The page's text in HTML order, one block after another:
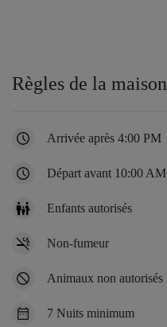
Règles de la maison
Arrivée après 4:00 PM
Départ avant 10:00 AM
Enfants autorisés
Non-fumeur
Animaux non autorisés
7 Nuits minimum